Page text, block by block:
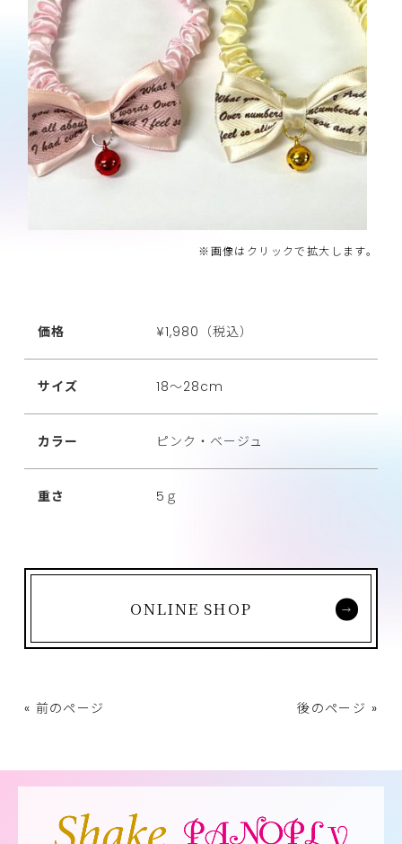
※画像はクリックで拡大します。
価格 ¥1,980（税込）
サイズ 18～28cm
カラー ピンク・ベージュ
重さ 5ｇ
ONLINE SHOP
« 前のページ 後のページ »